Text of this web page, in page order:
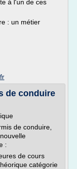
à l'un de ces
: un métier
de conduire
de conduire,
:
de cours
catégorie